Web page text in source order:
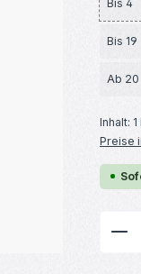
Bis 4
Bis 19
Ab 20
Inhalt:
Preise